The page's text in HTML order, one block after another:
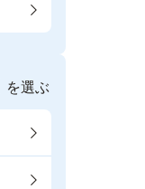
を選ぶ